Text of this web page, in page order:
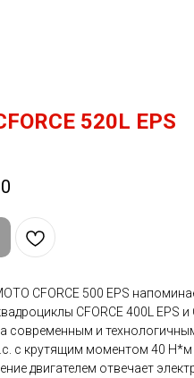
520L EPS
CFORCE 500 EPS
CFORCE 400L EPS и
современным и
с крутящим моментом 40 H*м
двигателем отвечает